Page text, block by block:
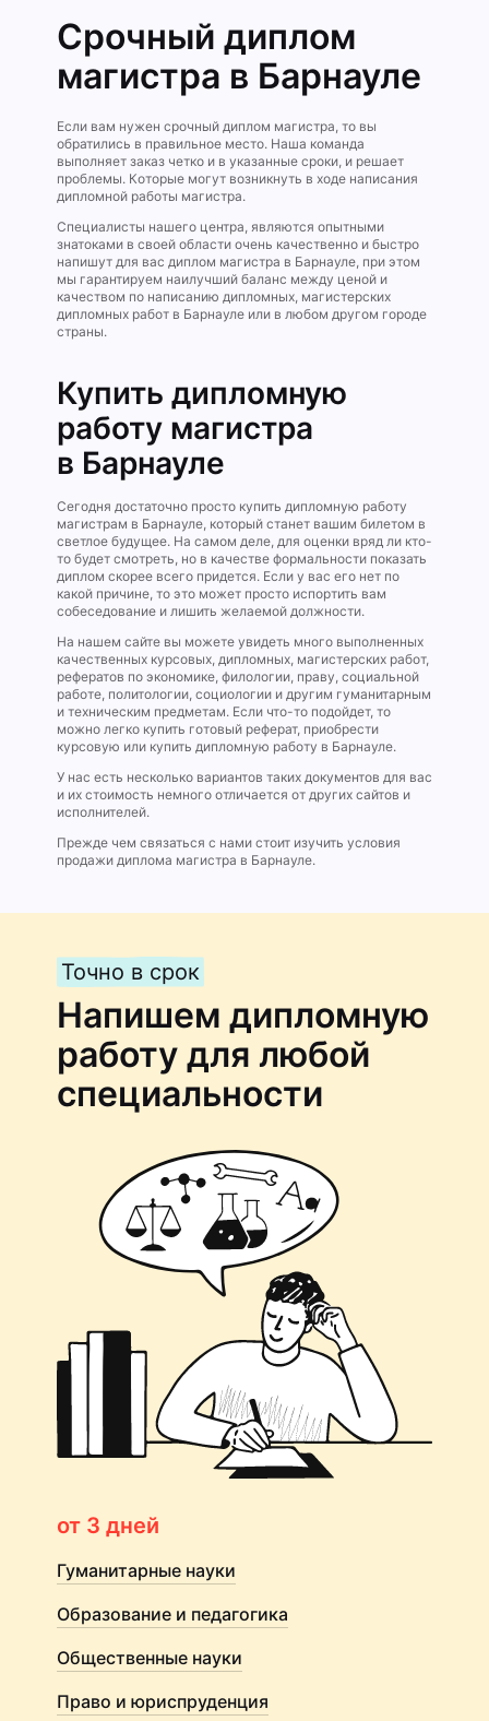
Срочный диплом
магистра в Барнауле
Если вам нужен срочный диплом магистра, то вы
обратились в правильное место. Наша команда
выполняет заказ четко и в указанные сроки, и решает
проблемы. Которые могут возникнуть в ходе написания
дипломной работы магистра.
Специалисты нашего центра, являются опытными
знатоками в своей области очень качественно и быстро
напишут для вас диплом магистра в Барнауле, при этом
мы гарантируем наилучший баланс между ценой и
качеством по написанию дипломных, магистерских
дипломных работ в Барнауле или в любом другом городе
страны.
Купить дипломную
работу магистра
в Барнауле
Сегодня достаточно просто купить дипломную работу
магистрам в Барнауле, который станет вашим билетом в
светлое будущее. На самом деле, для оценки вряд ли кто-
то будет смотреть, но в качестве формальности показать
диплом скорее всего придется. Если у вас его нет по
какой причине, то это может просто испортить вам
собеседование и лишить желаемой должности.
На нашем сайте вы можете увидеть много выполненных
качественных курсовых, дипломных, магистерских работ,
рефератов по экономике, филологии, праву, социальной
работе, политологии, социологии и другим гуманитарным
и техническим предметам. Если что-то подойдет, то
можно легко купить готовый реферат, приобрести
курсовую или купить дипломную работу в Барнауле.
У нас есть несколько вариантов таких документов для вас
и их стоимость немного отличается от других сайтов и
исполнителей.
Прежде чем связаться с нами стоит изучить условия
продажи диплома магистра в Барнауле.
Точно в срок
Напишем дипломную
работу для любой
специальности
от 3 дней
Гуманитарные науки
Образование и педагогика
Общественные науки
Право и юриспруденция